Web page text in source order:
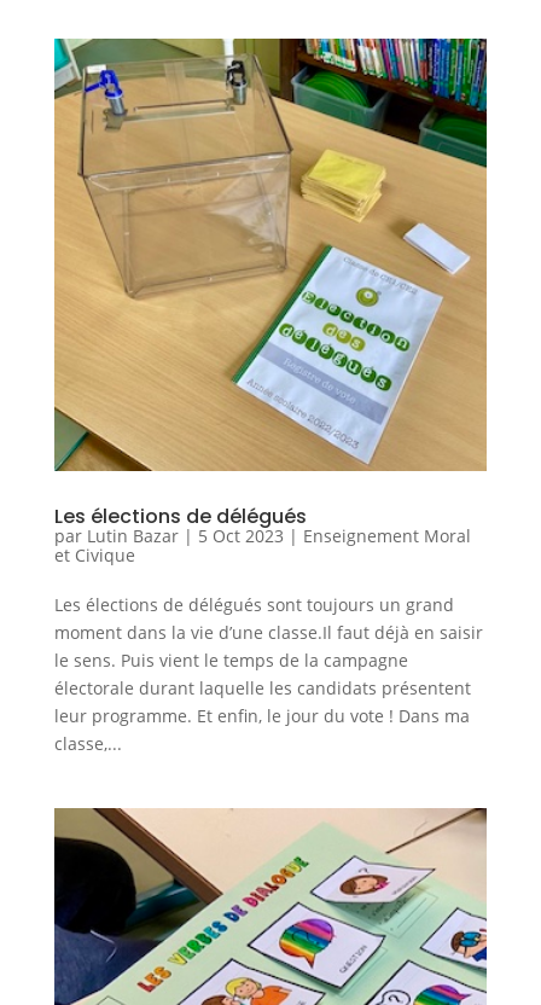
Les élections de délégués
par Lutin Bazar| 5 Oct 2023 | Enseignement Moral
et Civique
Les élections de délégués sont toujours un grand
moment dans la vie d’une classe.Il faut déjà en saisir
le sens. Puis vient le temps de la campagne
électorale durant laquelle les candidats présentent
leur programme. Et enfin, le jour du vote ! Dans ma
classe,...